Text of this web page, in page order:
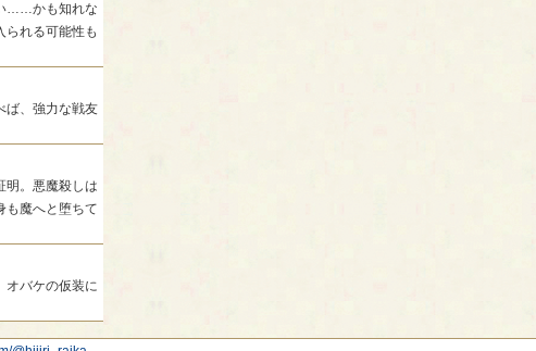
……かも知れな
られる可能性も
ば、強力な戦友
明。悪魔殺しは
も魔へと堕ちて
オバケの仮装に